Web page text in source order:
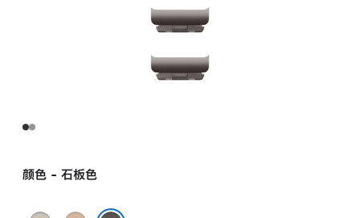
颜色 - 石板色